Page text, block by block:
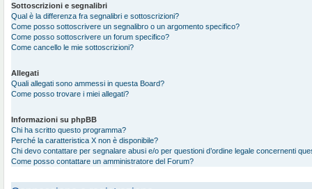
Sottoscrizioni e segnalibri
Qual è la differenza fra segnalibri e sottoscrizioni?
Come posso sottoscrivere un segnalibro o un argomento specifico?
Come posso sottoscrivere un forum specifico?
Come cancello le mie sottoscrizioni?
Allegati
Quali allegati sono ammessi in questa Board?
Come posso trovare i miei allegati?
Informazioni su phpBB
Chi ha scritto questo programma?
Perché la caratteristica X non è disponibile?
Chi devo contattare per segnalare abusi e/o per questioni d’ordine legale concernenti
Come posso contattare un amministratore del Forum?